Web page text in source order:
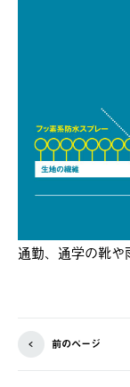
通勤、通学の靴
前のページ